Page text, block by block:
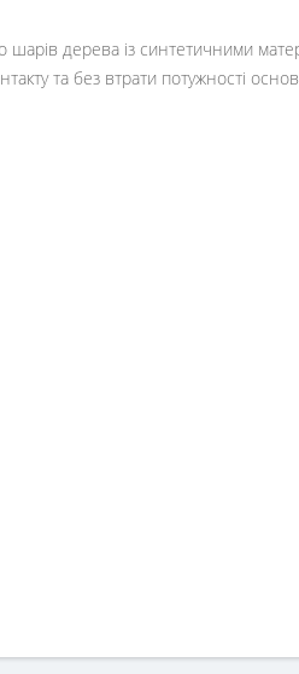
дерева із синтетичними
та без втрати потужності